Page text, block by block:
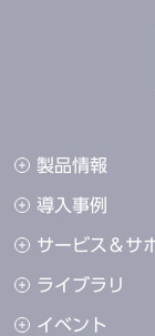
製品情報
導入事例
サービス＆サ
ライブラリ
イベント